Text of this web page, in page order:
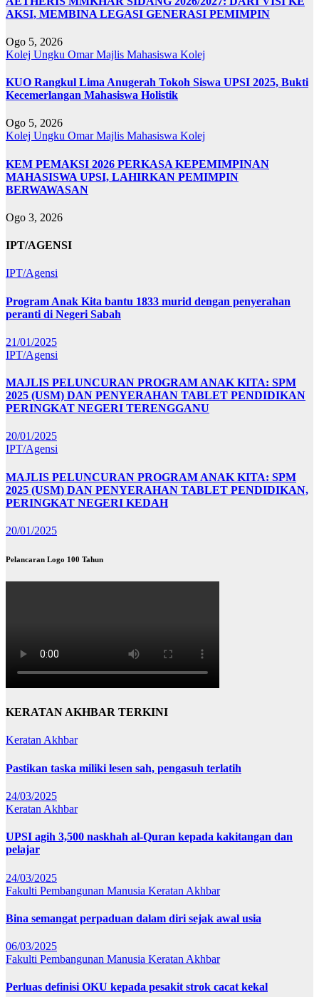
AKSI, MEMBINA LEGASI GENERASI PEMIMPIN
Ogo 5, 2026
Kolej Ungku OmarMajlis Mahasiswa Kolej
KUO Rangkul Lima Anugerah Tokoh Siswa UPSI 2025, Bukti
Kecemerlangan Mahasiswa Holistik
Ogo 5, 2026
Kolej Ungku OmarMajlis Mahasiswa Kolej
KEM PEMAKSI 2026 PERKASA KEPEMIMPINAN
MAHASISWA UPSI, LAHIRKAN PEMIMPIN
BERWAWASAN
Ogo 3, 2026
IPT/AGENSI
IPT/Agensi
Program Anak Kita bantu 1833 murid dengan penyerahan
peranti di Negeri Sabah
21/01/2025
IPT/Agensi
MAJLIS PELUNCURAN PROGRAM ANAK KITA: SPM
2025 (USM) DAN PENYERAHAN TABLET PENDIDIKAN
PERINGKAT NEGERI TERENGGANU
20/01/2025
IPT/Agensi
MAJLIS PELUNCURAN PROGRAM ANAK KITA: SPM
2025 (USM) DAN PENYERAHAN TABLET PENDIDIKAN,
PERINGKAT NEGERI KEDAH
20/01/2025
Pelancaran Logo 100 Tahun
KERATAN AKHBAR TERKINI
Keratan Akhbar
Pastikan taska miliki lesen sah, pengasuh terlatih
24/03/2025
Keratan Akhbar
UPSI agih 3,500 naskhah al-Quran kepada kakitangan dan
pelajar
24/03/2025
Fakulti Pembangunan Manusia Keratan Akhbar
Bina semangat perpaduan dalam diri sejak awal usia
06/03/2025
Fakulti Pembangunan Manusia Keratan Akhbar
Perluas definisi OKU kepada pesakit strok cacat kekal